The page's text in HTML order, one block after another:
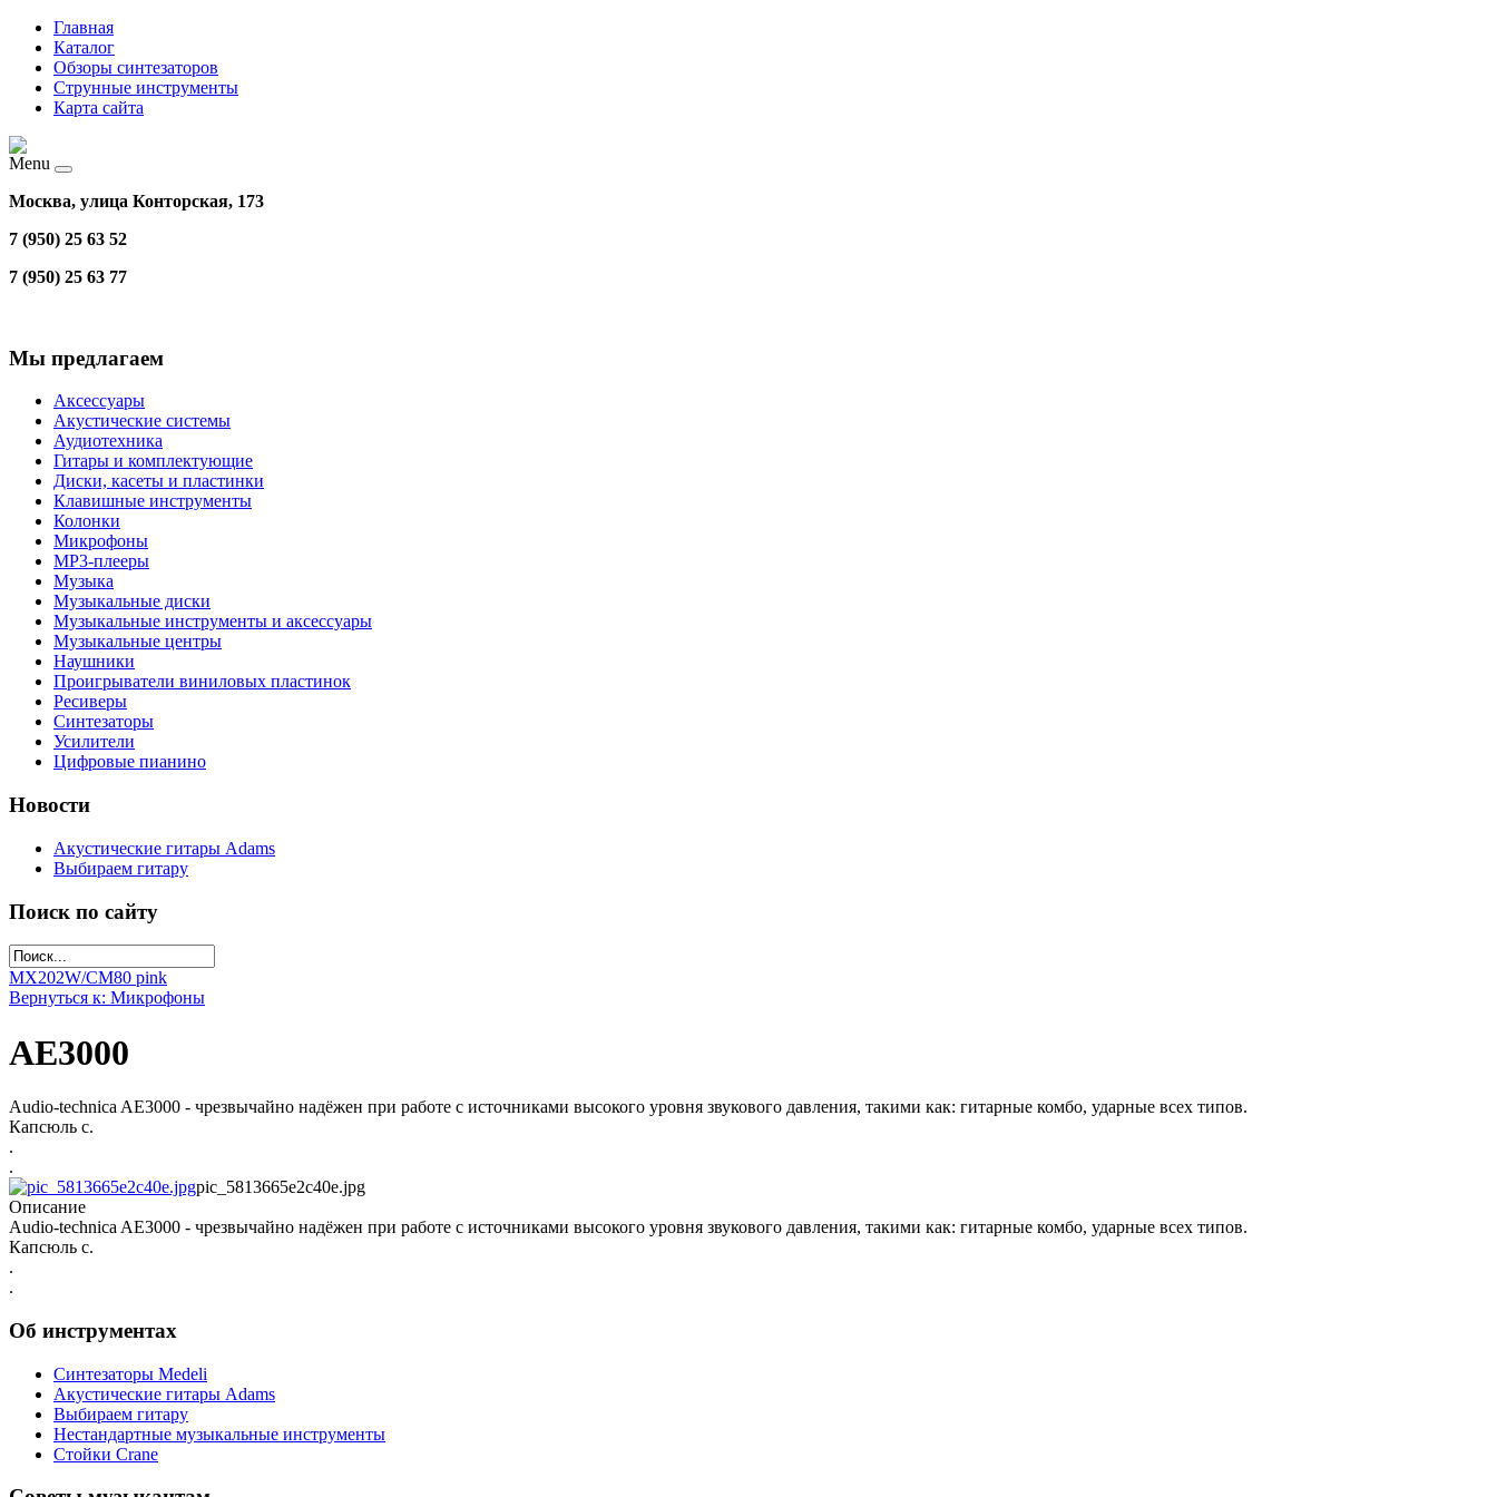
Главная
Каталог
Обзоры синтезаторов
Струнные инструменты
Карта сайта
Menu
Москва, улица Конторская, 173
7 (950) 25 63 52
7 (950) 25 63 77
Мы предлагаем
Аксессуары
Акустические системы
Аудиотехника
Гитары и комплектующие
Диски, касеты и пластинки
Клавишные инструменты
Колонки
Микрофоны
МР3-плееры
Музыка
Музыкальные диски
Музыкальные инструменты и аксессуары
Музыкальные центры
Наушники
Проигрыватели виниловых пластинок
Ресиверы
Синтезаторы
Усилители
Цифровые пианино
Новости
Акустические гитары Adams
Выбираем гитару
Поиск по сайту
MX202W/CM80 pink
Вернуться к: Микрофоны
AE3000
Audio-technica AE3000 - чрезвычайно надёжен при работе с источниками высокого уровня звукового давления, такими как: гитарные комбо, ударные всех типов.
Капсюль с.
.
.
pic_5813665e2c40e.jpg
Описание
Audio-technica AE3000 - чрезвычайно надёжен при работе с источниками высокого уровня звукового давления, такими как: гитарные комбо, ударные всех типов.
Капсюль с.
.
.
Об инструментах
Синтезаторы Мedeli
Акустические гитары Adams
Выбираем гитару
Нестандартные музыкальные инструменты
Стойки Crane